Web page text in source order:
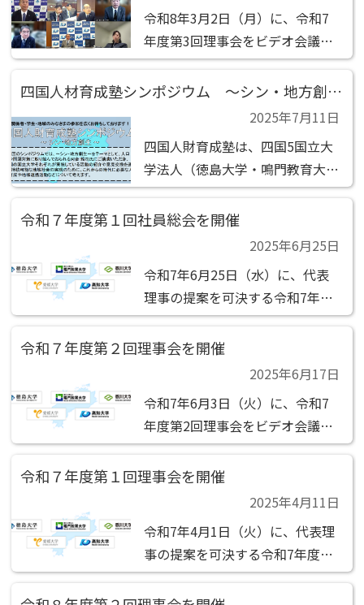
令和8年3月2日（月）に、令和7
年度第3回理事会をビデオ会議
（zoom）で 開催しました。 決
議事項 (1)第1号議案 事業計画書
及び収支予算書の承認の件 (2)第
職課程の継続の件 (3)第3号議案
今...
四国人材育成塾シンポジウム ～シン・地方創生～
2025年7月11日
四国人財育成塾は、四国5国立大
学法人（徳島大学・鳴門教育大
学・香川大学・ 愛 媛大学・高知
大学）が社員として設立した「一
般社団法人四国地域大学ネット
つです。 その目的は、人材育成
の充実であり、四国全体...
令和７年度第１回社員総会を開催
2025年6月25日
令和7年6月25日（水）に、代表
理事の提案を可決する令和7年度
第1回社員総会の 決議があったも
のとみなされました。 決議事項
(1)第1号議案 令和6年度貸借対照
計算書）の承認の件 報告事項 (1)
令和6...
令和７年度第２回理事会を開催
2025年6月17日
令和7年6月3日（火）に、令和7
年度第2回理事会をビデオ会議
（teams）で開催しました。 決
議事項 (1)第1号議案 令和6年度計
算書類・事業報告の承認の件 (2)
会（定時）の招集の決定 報告事
項 ...
令和７年度第１回理事会を開催
2025年4月11日
令和7年4月1日（火）に、代表理
事の提案を可決する令和7年度第
1回理事会の決議 があったものと
みなされました。 決議事項 (1)第